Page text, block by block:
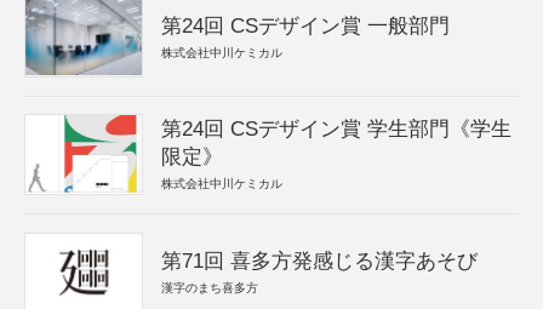
第24回 CSデザイン賞 一般部門
株式会社中川ケミカル
第24回 CSデザイン賞 学生部門《学生
限定》
株式会社中川ケミカル
第71回 喜多方発感じる漢字あそび
漢字のまち喜多方